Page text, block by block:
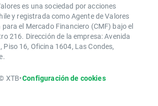
es una sociedad por acciones
y registrada como Agente de Valores
el Mercado Financiero (CMF) bajo el
216. Dirección de la empresa: Avenida
16, Oficina 1604, Las Condes,
XTB•Configuración de cookies